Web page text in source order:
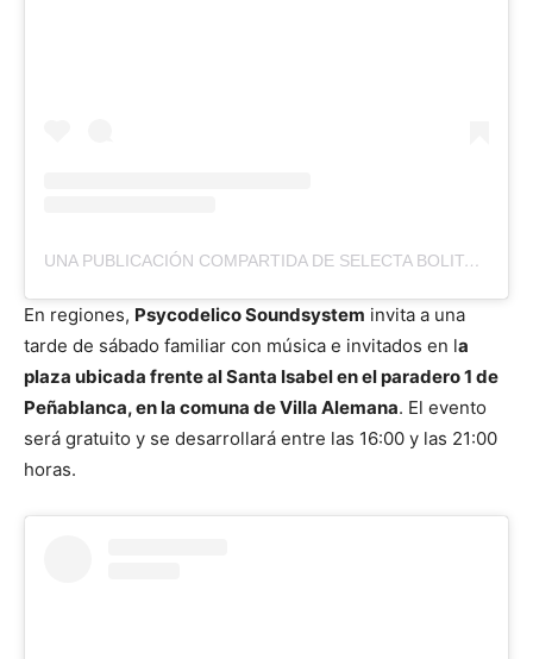
UNA PUBLICACIÓN COMPARTIDA DE SELECTA BOLITA 🎼🎧💥🔥 (@YERBATEROSOUNDSYSTEM)
En regiones, Psycodelico Soundsystem invita a una
tarde de sábado familiar con música e invitados en la
plaza ubicada frente al Santa Isabel en el paradero 1 de
Peñablanca, en la comuna de Villa Alemana. El evento
será gratuito y se desarrollará entre las 16:00 y las 21:00
horas.